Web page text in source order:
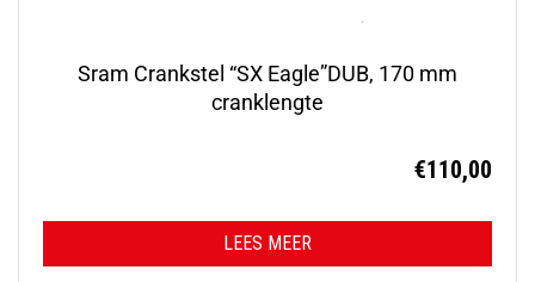
Sram Crankstel “SX Eagle”DUB, 170 mm
cranklengte
€110,00
LEES MEER